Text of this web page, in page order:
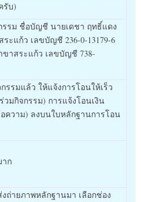
รับ)
รม ชื่อบัญชี นายเดชา ฤทธิ์แดง
ะแก้ว เลขบัญชี 236-0-13179-6
าสระแก้ว เลขบัญชี 738-
รมแล้ว ให้แจ้งการโอนให้เร็ว
มกิจกรรม) การแจ้งโอนเงิน
ความ) ลงบนใบหลักฐานการโอน
ก
ถ่ายภาพหลักฐานมา เลือกช่อง